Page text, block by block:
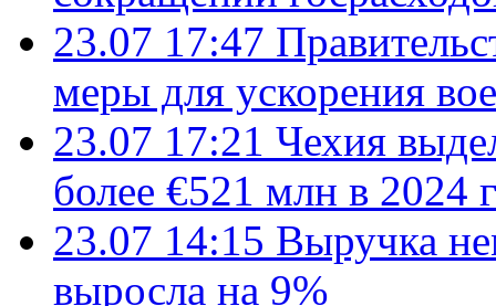
23.07 17:47
меры для ускорения
23.07 17:21 Чехия
более €521 млн в 2024
23.07 14:15 Выручка
выросла на 9%